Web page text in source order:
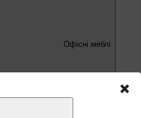
Офісні меблі